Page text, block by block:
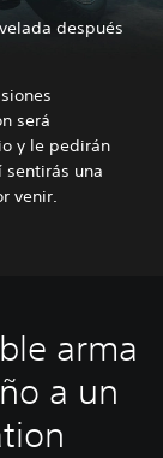
después
será
y le pedirán
sentirás una
venir.
arma
a un